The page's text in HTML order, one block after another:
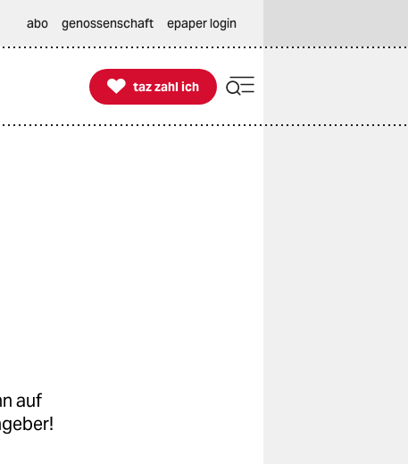
abo genossenschaft epaper login

taz zahl ich
taz zahl ich
auf